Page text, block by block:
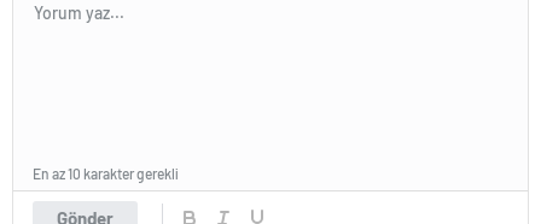
Gönder
En az 10 karakter gerekli